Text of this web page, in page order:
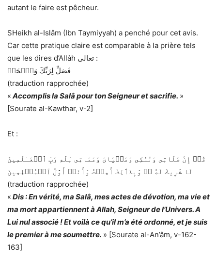
autant le faire est pêcheur.
SHeikh al-Islâm (Ibn Taymiyyah) a penché pour cet avis.
Car cette pratique claire est comparable à la prière tels
que les dires d’Allâh تعالى :
فَصَلِّ لِرَبِّكَ وَٱنۡحَرۡ
(traduction rapprochée)
« Accomplis la Salâ pour ton Seigneur et sacrifie. »
[Sourate al-Kawthar, v-2]
Et :
قُلۡ إِنَّ صَلَاتِى وَنُسُكِى وَمَحۡيَاىَ وَمَمَاتِى لِلَّهِ رَبِّ ٱلۡعَـٰلَمِينَ
لَا شَرِيكَ لَهُ ۥ‌ۖ وَبِذَٲلِكَ أُمِرۡتُ وَأَنَا۟ أَوَّلُ ٱلۡمُسۡلِمِينَ
(traduction rapprochée)
« Dis : En vérité, ma Salâ, mes actes de dévotion, ma vie et
ma mort appartiennent à Allah, Seigneur de l’Univers. A
Lui nul associé ! Et voilà ce qu’il m’a été ordonné, et je suis
le premier à me soumettre. » [Sourate al-An’âm, v-162-
163]